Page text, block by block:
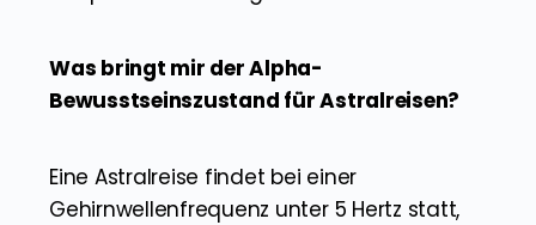
Was bringt mir der Alpha-
Bewusstseinszustand für Astralreisen?
Eine Astralreise findet bei einer
Gehirnwellenfrequenz unter 5 Hertz statt,